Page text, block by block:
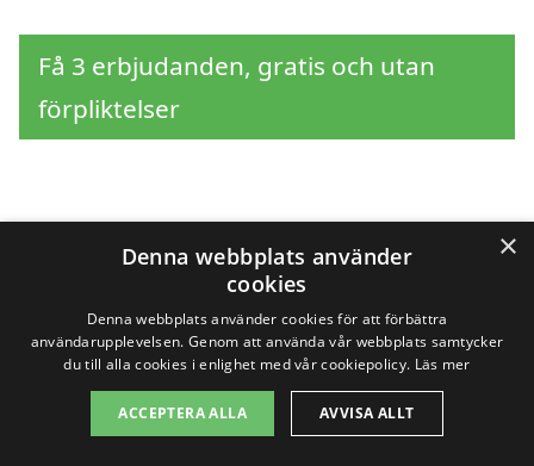
Få 3 erbjudanden, gratis och utan
förpliktelser
Sök efter en
professionell för
stängsel i andra städer
nära Mellbystrand
×
Denna webbplats använder
cookies
Denna webbplats använder cookies för att förbättra
användarupplevelsen. Genom att använda vår webbplats samtycker
du till alla cookies i enlighet med vår cookiepolicy. Läs mer
ACCEPTERA ALLA AVVISA ALLT